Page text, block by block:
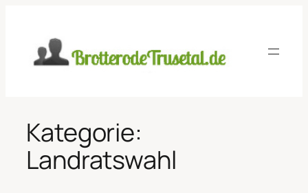
springen
Kategorie:
Landratswahl